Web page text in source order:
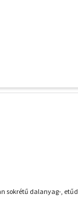
sokrétű dalanyag-,